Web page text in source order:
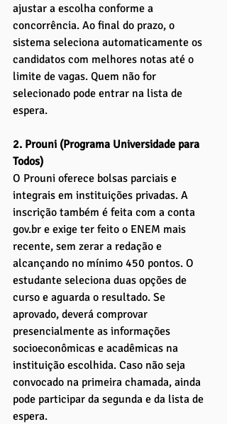
ajustar a escolha conforme a
concorrência. Ao final do prazo, o
sistema seleciona automaticamente os
candidatos com melhores notas até o
limite de vagas. Quem não for
selecionado pode entrar na lista de
espera.
2. Prouni (Programa Universidade para
Todos)
O Prouni oferece bolsas parciais e
integrais em instituições privadas. A
inscrição também é feita com a conta
gov.br e exige ter feito o ENEM mais
recente, sem zerar a redação e
alcançando no mínimo 450 pontos. O
estudante seleciona duas opções de
curso e aguarda o resultado. Se
aprovado, deverá comprovar
presencialmente as informações
socioeconômicas e acadêmicas na
instituição escolhida. Caso não seja
convocado na primeira chamada, ainda
pode participar da segunda e da lista de
espera.